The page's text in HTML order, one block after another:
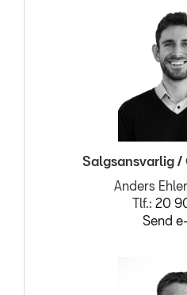
Salgsansvarlig /
Anders
Tlf.: 20
Send